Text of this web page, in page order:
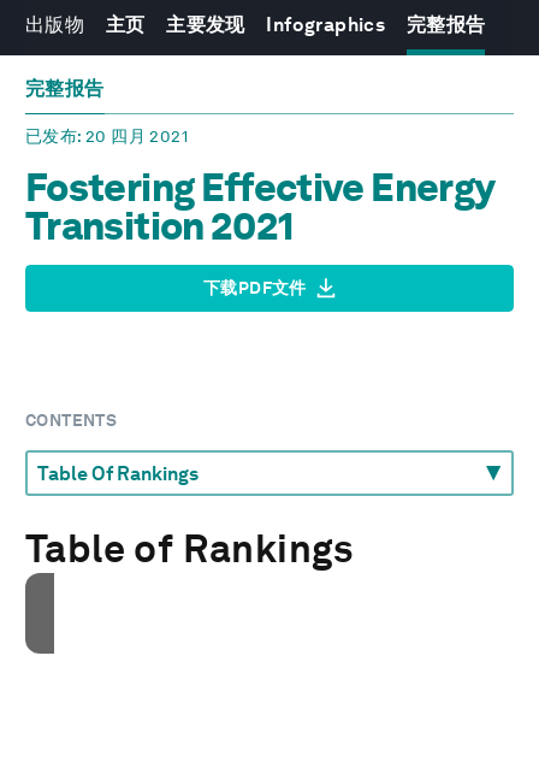
出版物 主页 主要发现 Infographics 完整报告
完整报告
已发布: 20 四月 2021
Fostering Effective Energy
Transition 2021
下载PDF文件
CONTENTS
Table of Rankings